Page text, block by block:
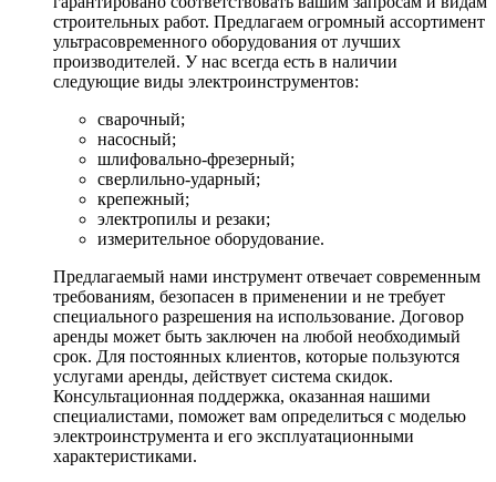
строительных работ. Предлагаем огромный ассортимент
ультрасовременного оборудования от лучших
производителей. У нас всегда есть в наличии
следующие виды электроинструментов:
сварочный;
насосный;
шлифовально-фрезерный;
сверлильно-ударный;
крепежный;
электропилы и резаки;
измерительное оборудование.
Предлагаемый нами инструмент отвечает современным
требованиям, безопасен в применении и не требует
специального разрешения на использование. Договор
аренды может быть заключен на любой необходимый
срок. Для постоянных клиентов, которые пользуются
услугами аренды, действует система скидок.
Консультационная поддержка, оказанная нашими
специалистами, поможет вам определиться с моделью
электроинструмента и его эксплуатационными
характеристиками.